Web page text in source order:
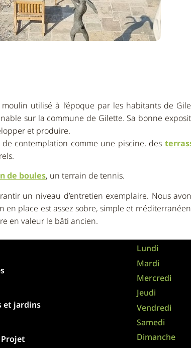
utilisé à l’époque par les habitants de
sur la commune de Gilette. Sa bonne
et produire.
contemplation comme une piscine, des
de boules, un terrain de tennis.
un niveau d’entretien exemplaire. Nous
place est assez sobre, simple et
en valeur le bâti ancien.
et jardins
Lundi
Mardi
Mercredi
Jeudi
Vendredi
Samedi
Dimanche